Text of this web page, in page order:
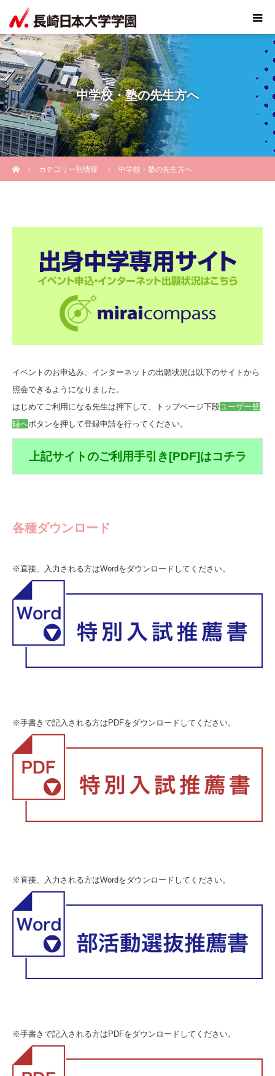
中学校・塾の先生方へ
カテゴリー別情報
中学校・塾の先生方へ
イベントのお申込み、インターネットの出願状況は以下のサイトから
照会できるようになりました。
はじめてご利用になる先生は押下して、トップページ下段ユーザー登
録へボタンを押して登録申請を行ってください。
上記サイトのご利用手引き[PDF]はコチラ
各種ダウンロード
※直接、入力される方はWordをダウンロードしてください。
※手書きで記入される方はPDFをダウンロードしてください。
※直接、入力される方はWordをダウンロードしてください。
※手書きで記入される方はPDFをダウンロードしてください。